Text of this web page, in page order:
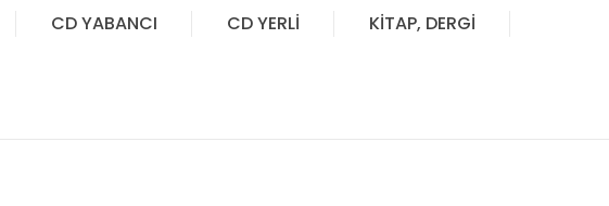
CD YABANCI CD YERLİ KİTAP, DERGİ